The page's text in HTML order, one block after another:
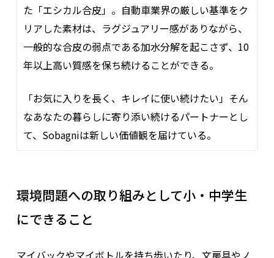
た「エシカル合皮」。自動車業界の厳しい基準をク
リアした素材は、ラグジュアリー感がありながら、
一般的な合皮の弱点である加水分解を起こさず、10
年以上高い質感を保ち続けることができる。
「お気に入りを長く、キレイに使い続けたい」そん
なあなたの暮らしに寄り添い続けるパートナーとし
て、Sobagniは新しい価値観を届けている。
環境問題への取り組みとして小・中学生
にできること
マイバックやマイボトルを持ち歩いたり、文房具やノ